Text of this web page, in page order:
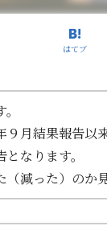
はてブ
９月結果報告以
なります。
減った）のか